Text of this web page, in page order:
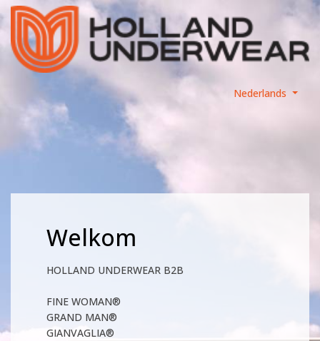
Nederlands
Welkom
HOLLAND UNDERWEAR B2B
FINE WOMAN®
GRAND MAN®
GIANVAGLIA®